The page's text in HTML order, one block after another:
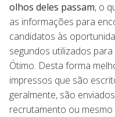
olhos deles passam, o
as informações para
candidatos às
segundos utilizados
Ótimo. Desta forma
impressos que são
geralmente, são
recrutamento ou